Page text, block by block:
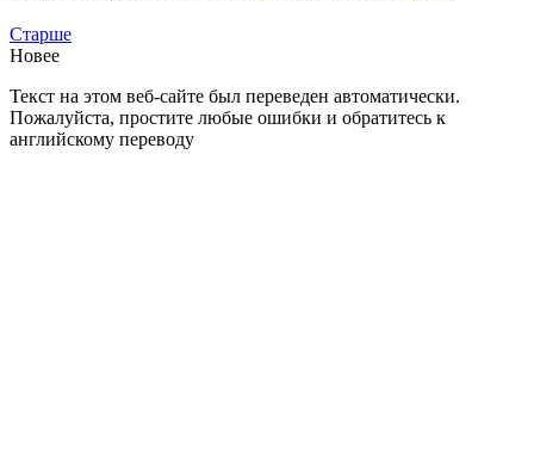
Старше
Новее
Текст на этом веб-сайте был переведен автоматически.
Пожалуйста, простите любые ошибки и обратитесь к
английскому переводу